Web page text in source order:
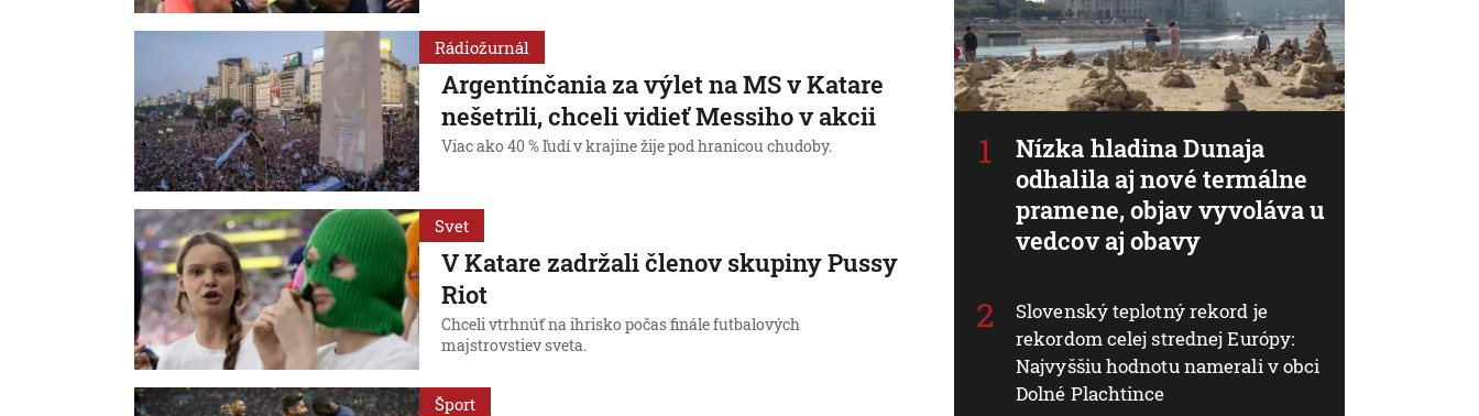
Rádiožurnál
Argentínčania za výlet na MS v Katare
nešetrili, chceli vidieť Messiho v akcii
Viac ako 40 % ľudí v krajine žije pod hranicou chudoby.
Svet
V Katare zadržali členov skupiny Pussy
Riot
Chceli vtrhnúť na ihrisko počas finále futbalových
majstrovstiev sveta.
Šport
Nízka hladina Dunaja
odhalila aj nové termálne
pramene, objav vyvoláva u
vedcov aj obavy
Slovenský teplotný rekord je
rekordom celej strednej Európy:
Najvyššiu hodnotu namerali v obci
Dolné Plachtince